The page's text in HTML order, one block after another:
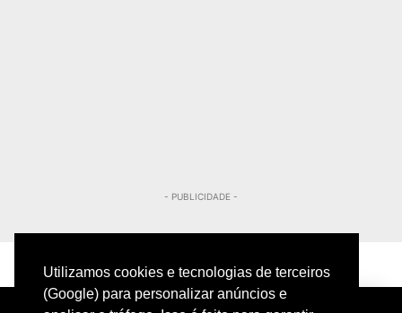
Utilizamos cookies e tecnologias de terceiros
(Google) para personalizar anúncios e
- PUBLICIDADE -